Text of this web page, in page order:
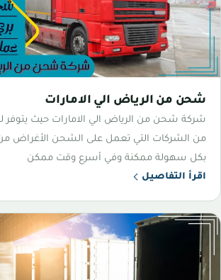
شحن من الرياض الي الامارات
شركة شحن من الرياض الي الامارات حيث يتوفر
من الشركات التي تعمل على الشحن الأغراض من
بكل سهولة ممكنة وفي أسرع وقت ممكن
اقرأ التفاصيل